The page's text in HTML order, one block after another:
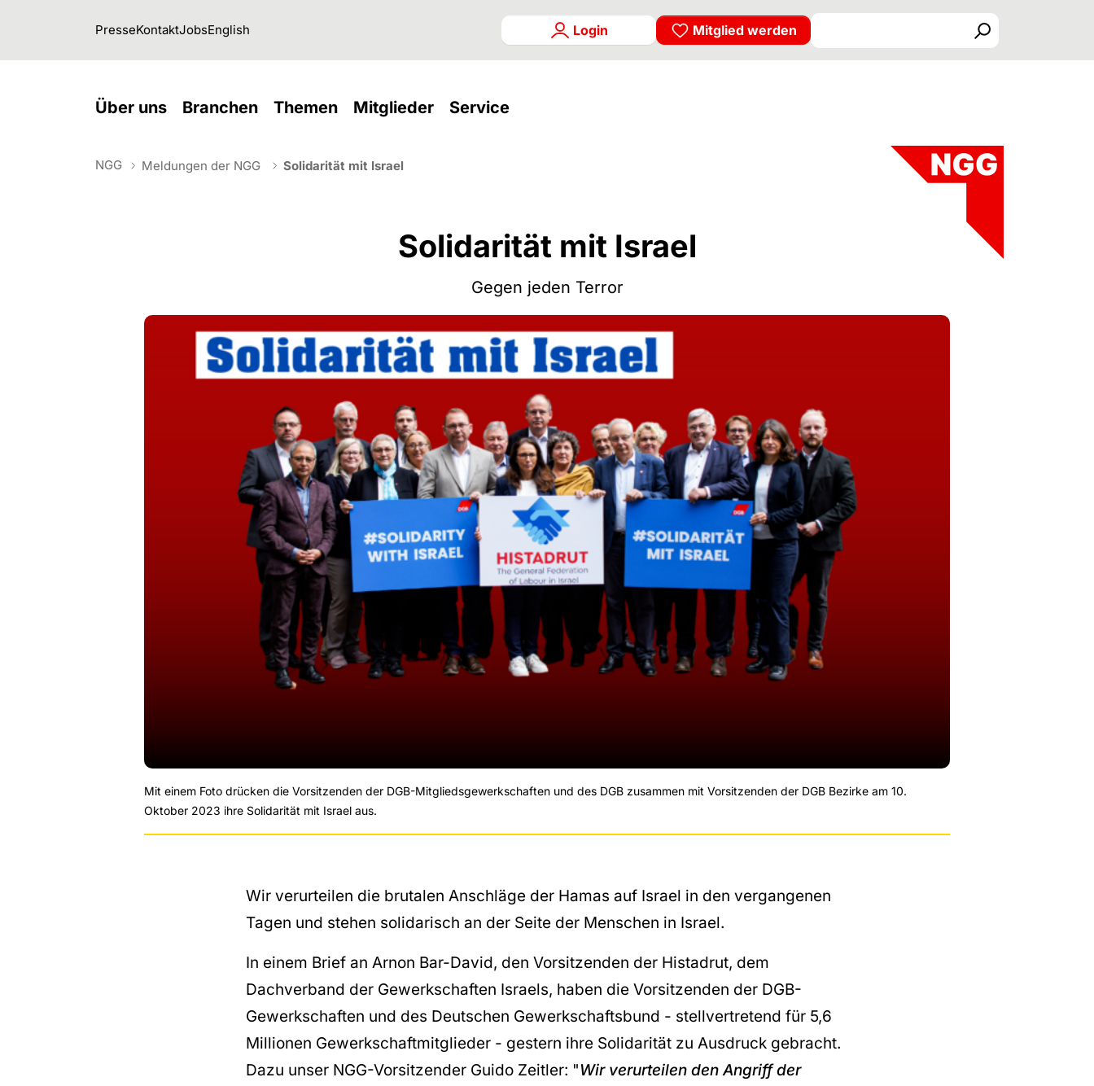
PresseKontaktJobsEnglish Login Mitglied werden
Suchen
Über uns(current)
Branchen(current)
Themen(current)
Mitglieder(current)
Service(current)
You are here:
NGG Meldungen der NGG Solidarität mit Israel
Solidarität mit Israel
Gegen jeden Terror
Mit einem Foto drücken die Vorsitzenden der DGB-Mitgliedsgewerkschaften und des DGB zusammen mit Vorsitzenden der DGB Bezirke am 10.
Oktober 2023 ihre Solidarität mit Israel aus.
Wir verurteilen die brutalen Anschläge der Hamas auf Israel in den vergangenen
Tagen und stehen solidarisch an der Seite der Menschen in Israel.
In einem Brief an Arnon Bar-David, den Vorsitzenden der Histadrut, dem
Dachverband der Gewerkschaften Israels, haben die Vorsitzenden der DGB-
Gewerkschaften und des Deutschen Gewerkschaftsbund - stellvertretend für 5,6
Millionen Gewerkschaftmitglieder - gestern ihre Solidarität zu Ausdruck gebracht.
Dazu unser NGG-Vorsitzender Guido Zeitler: "Wir verurteilen den Angriff der